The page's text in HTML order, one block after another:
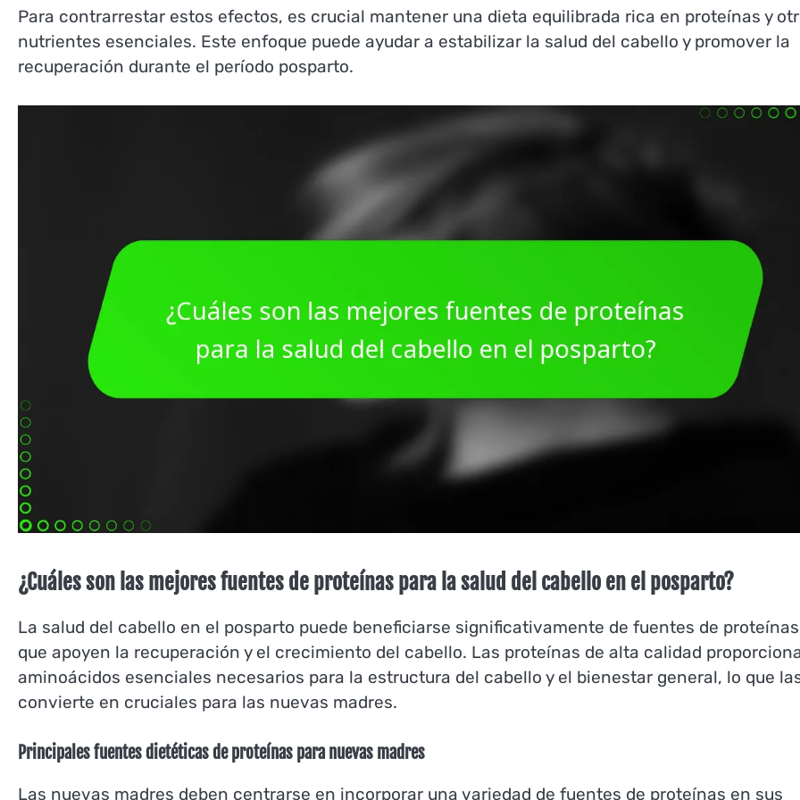
Para contrarrestar estos efectos, es crucial mantener una dieta equilibrada rica en proteínas y
nutrientes esenciales. Este enfoque puede ayudar a estabilizar la salud del cabello y promover la
recuperación durante el período posparto.
¿Cuáles son las mejores fuentes de proteínas para la salud del cabello en el posparto?
La salud del cabello en el posparto puede beneficiarse significativamente de fuentes de proteínas
que apoyen la recuperación y el crecimiento del cabello. Las proteínas de alta calidad
aminoácidos esenciales necesarios para la estructura del cabello y el bienestar general, lo que
convierte en cruciales para las nuevas madres.
Principales fuentes dietéticas de proteínas para nuevas madres
Las nuevas madres deben centrarse en incorporar una variedad de fuentes de proteínas en sus